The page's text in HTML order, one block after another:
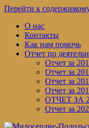
Перейти к
О нас
Контакты
Как нам помочь
Отчет по
Отчет за
Отчет за
Отчет за
Отчет за
ОТЧЕТ ЗА
Отчет за